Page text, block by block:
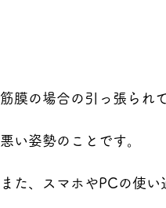
筋膜の場合の引っ張られ
悪い姿勢のことです。
また、スマホやPCの使